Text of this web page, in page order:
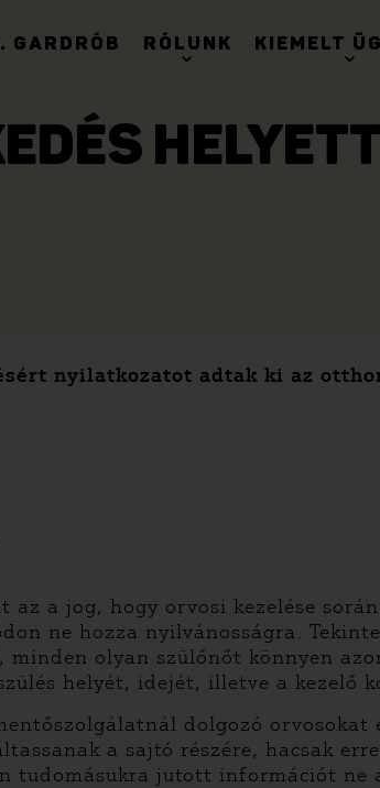
GARDRÓB RÓLUNK KIEMELT
nyilatkozatot adtak ki az
a jog, hogy orvosi kezelése
ne hozza nyilvánosságra.
olyan szülőnőt könnyen
helyét, idejét, illetve a kezelő
dolgozó
a sajtó részére, hacsak
tudomásukra jutott információt